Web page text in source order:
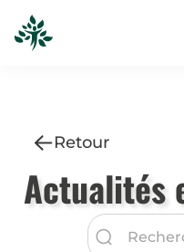
Retour
Actualités